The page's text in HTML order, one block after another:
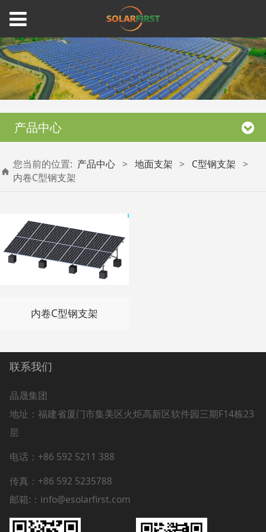
产品中心
您当前的位置: 产品中心 > 地面支架 > C型钢支架 >
内卷C型钢支架
内卷C型钢支架
联系我们
晶晟集团
地址： 福建省厦门市集美区火炬高新区软件园三期F14栋23
层
电话：+86 592 5211 388
传真：+86 592 5235788
邮箱:：info@esolarfirst.com